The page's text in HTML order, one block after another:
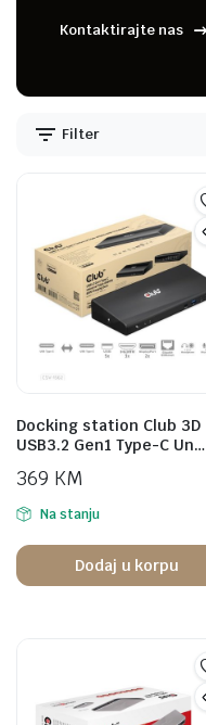
Kontaktirajte nas
Filter
Docking station Club 3D
USB3.2 Gen1 Type-C Un…
369 KM
Na stanju
Dodaj u korpu